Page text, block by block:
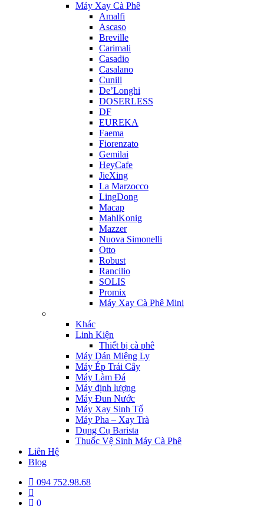
Máy Xay Cà Phê
Amalfi
Ascaso
Breville
Carimali
Casadio
Casalano
Cunill
De’Longhi
DOSERLESS
DF
EUREKA
Faema
Fiorenzato
Gemilai
HeyCafe
JieXing
La Marzocco
LingDong
Macap
MahlKonig
Mazzer
Nuova Simonelli
Otto
Robust
Rancilio
SOLIS
Promix
Máy Xay Cà Phê Mini
Khác
Linh Kiện
Thiết bị cà phê
Máy Dán Miệng Ly
Máy Ép Trái Cây
Máy Làm Đá
Máy định lượng
Máy Đun Nước
Máy Xay Sinh Tố
Máy Pha – Xay Trà
Dụng Cụ Barista
Thuốc Vệ Sinh Máy Cà Phê
Liên Hệ
Blog
094 752.98.68
0